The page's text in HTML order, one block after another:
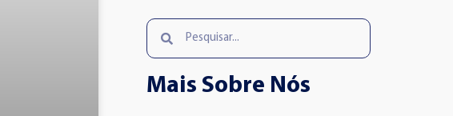
Mais Sobre Nós